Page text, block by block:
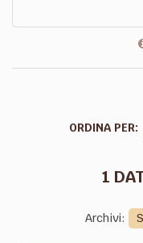
ORDINA PER
1
Archivi: